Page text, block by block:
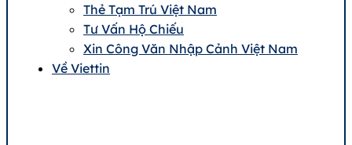
Thẻ Tạm Trú Việt Nam
Tư Vấn Hộ Chiếu
Xin Công Văn Nhập Cảnh Việt Nam
Về Viettin